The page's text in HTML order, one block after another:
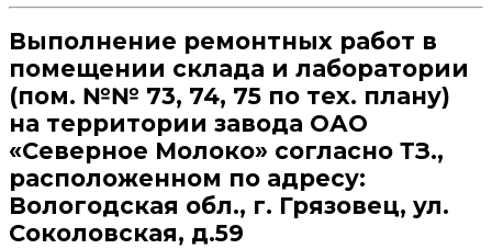
Выполнение ремонтных работ в
помещении склада и лаборатории
(пом. №№ 73, 74, 75 по тех. плану)
на территории завода ОАО
«Северное Молоко» согласно ТЗ.,
расположенном по адресу:
Вологодская обл., г. Грязовец, ул.
Соколовская, д.59